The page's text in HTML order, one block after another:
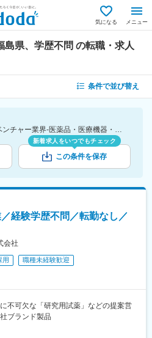
気になる メニュー
島県、学歴不問 の転職・求人
条件で並び替え
[勤務地]福島県 [業種]バイオベンチャー業界-医薬品・医療機器・ライフサイエンス・医療系サービス [こだわり条件ピックアップ]学歴不問 [詳細条件](募集・採用情報)学歴不問
新着求人をいつでもチェック
この条件を保存
経験学歴不問／転勤なし／
会社
用
職種未経験歓迎
不可欠な「研究用試薬」などの提案営
ブランド製品